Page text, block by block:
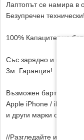
Лаптопът се намира в
Безупречен технически!
100% Капацитет на
Със зарядно и кейс.
3м. Гаранция!
Възможен бартер за :
Apple iPhone / iPad /
и други марки
//Разгледайте и